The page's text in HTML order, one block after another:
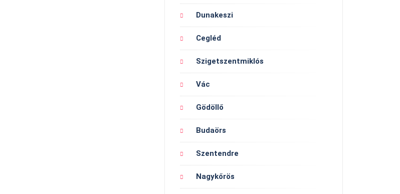
Dunakeszi
Cegléd
Szigetszentmiklós
Vác
Gödöllő
Budaörs
Szentendre
Nagykőrös